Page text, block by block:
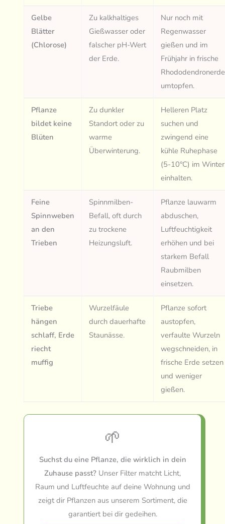
Gelbe
Blätter
(Chlorose)
Zu kalkhaltiges
Gießwasser oder
falscher pH-Wert
der Erde.
Nur noch mit
Regenwasser
gießen und im
Frühjahr in frische
Rhododendronerde
umtopfen.
Pflanze
bildet keine
Blüten
Zu dunkler
Standort oder zu
warme
Überwinterung.
Helleren Platz
suchen und
zwingend eine
kühle Ruhephase
(5-10°C) im Winter
einhalten.
Feine
Spinnweben
an den
Trieben
Spinnmilben-
Befall, oft durch
zu trockene
Heizungsluft.
Pflanze lauwarm
abduschen,
Luftfeuchtigkeit
erhöhen und bei
starkem Befall
Raubmilben
einsetzen.
Triebe
hängen
schlaff, Erde
riecht
muffig
Wurzelfäule
durch dauerhafte
Staunässe.
Pflanze sofort
austopfen,
verfaulte Wurzeln
wegschneiden, in
frische Erde setzen
und weniger
gießen.
🌱
Suchst du eine Pflanze, die wirklich in dein
Zuhause passt? Unser Filter matcht Licht,
Raum und Luftfeuchte auf deine Wohnung und
zeigt dir Pflanzen aus unserem Sortiment, die
garantiert bei dir gedeihen.